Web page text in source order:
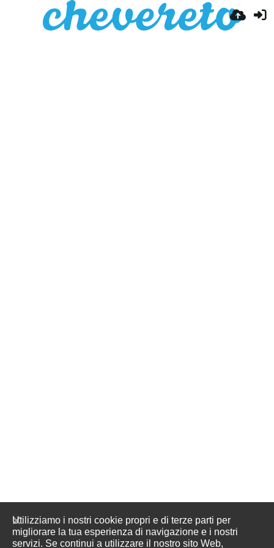
Utilizziamo i nostri cookie propri e di terze parti per
migliorare la tua esperienza di navigazione e i nostri
servizi. Se continui a utilizzare il nostro sito Web,